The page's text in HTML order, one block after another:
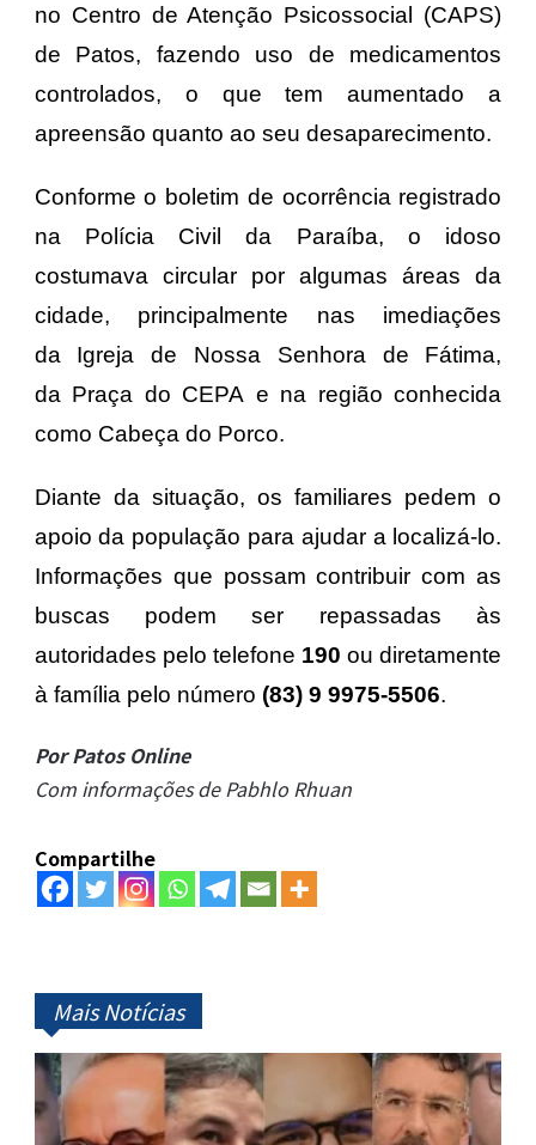
no Centro de Atenção Psicossocial (CAPS)
de Patos, fazendo uso de medicamentos
controlados, o que tem aumentado a
apreensão quanto ao seu desaparecimento.
Conforme o boletim de ocorrência registrado
na Polícia Civil da Paraíba, o idoso
costumava circular por algumas áreas da
cidade, principalmente nas imediações
da Igreja de Nossa Senhora de Fátima,
da Praça do CEPA e na região conhecida
como Cabeça do Porco.
Diante da situação, os familiares pedem o
apoio da população para ajudar a localizá-lo.
Informações que possam contribuir com as
buscas podem ser repassadas às
autoridades pelo telefone 190 ou diretamente
à família pelo número (83) 9 9975-5506.
Por Patos Online
Com informações de Pabhlo Rhuan
Compartilhe
Mais Notícias